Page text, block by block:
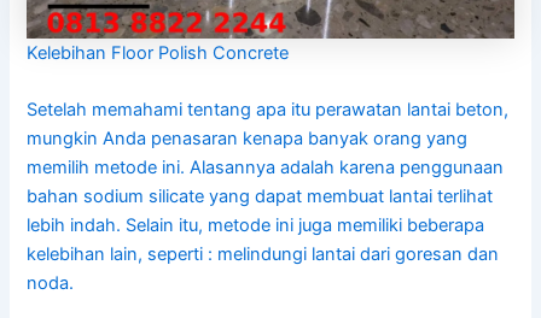
Kelebihan Floor Polish Concrete
Setelah memahami tentang apa itu perawatan lantai beton,
mungkin Anda penasaran kenapa banyak orang yang
memilih metode ini. Alasannya adalah karena penggunaan
bahan sodium silicate yang dapat membuat lantai terlihat
lebih indah. Selain itu, metode ini juga memiliki beberapa
kelebihan lain, seperti : melindungi lantai dari goresan dan
noda.